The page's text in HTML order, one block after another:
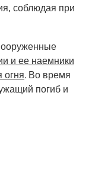
соблюдая при
и ее наемники
огня. Во время
погиб и